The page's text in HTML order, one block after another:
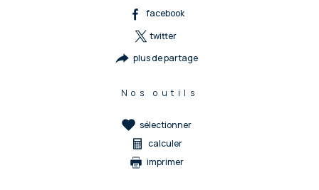
facebook
twitter
plus de partage
Nos outils
sélectionner
calculer
imprimer